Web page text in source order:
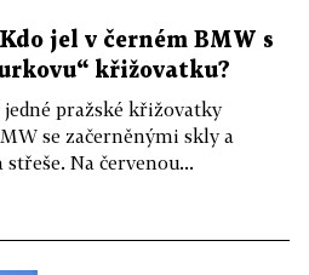
jel v černém BMW s
křižovatku?
jedné pražské křižovatky
se začerněnými skly a
Na červenou...